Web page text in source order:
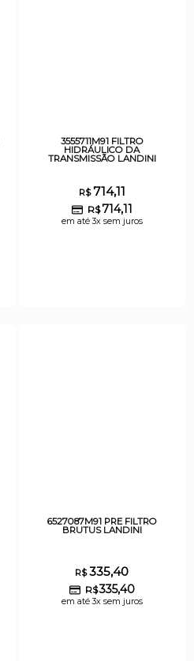
3555711M91 FILTRO
HIDRÁULICO DA
TRANSMISSÃO LANDINI
R$714,11
R$714,11
em até 3x sem juros
6527087M91 PRE FILTRO
BRUTUS LANDINI
R$335,40
R$335,40
em até 3x sem juros